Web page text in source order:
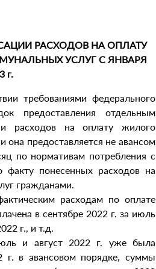
РАСХОДОВ НА ОПЛАТУ
УСЛУГ С ЯНВАРЯ
г.
требованиями федерального
предоставления отдельным
расходов на оплату жилого
предоставляется не авансом
по нормативам потребления с
понесенных расходов на
гражданами.
расходам по оплате
в сентябре 2022 г. за июль
г., и т.д.
и август 2022 г. уже была
г. в авансовом порядке, суммы